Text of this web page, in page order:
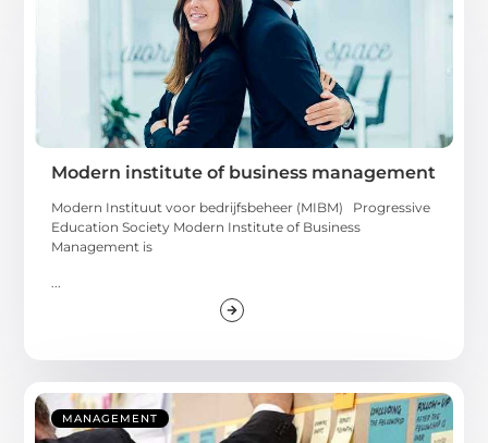
Modern institute of business management
Modern Instituut voor bedrijfsbeheer (MIBM) Progressive
Education Society Modern Institute of Business
Management is
MANAGEMENT